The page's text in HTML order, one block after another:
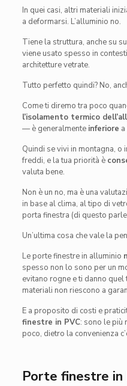
In quei casi, altri materiali
a deformarsi. L’alluminio no.
Tiene la struttura, anche su
viene usato spesso in
architetture vetrate.
Tutto perfetto quindi? No,
Come ti diremo tra poco
l’isolamento termico
— è generalmente inferiore
Quindi se vivi in montagna, o
freddi, e la tua priorità è
valuta bene.
Non è un no, ma è una
in base al clima, al tipo di
porta finestra (di questo
Un’ultima cosa che vale la
Le porte finestre in alluminio
spesso non lo sono per un
evitano rogne e ti danno
materiali non riescono a
E a proposito di costi e
finestre in PVC: sono le più
poco, dietro la convenienza
Porte finestre in